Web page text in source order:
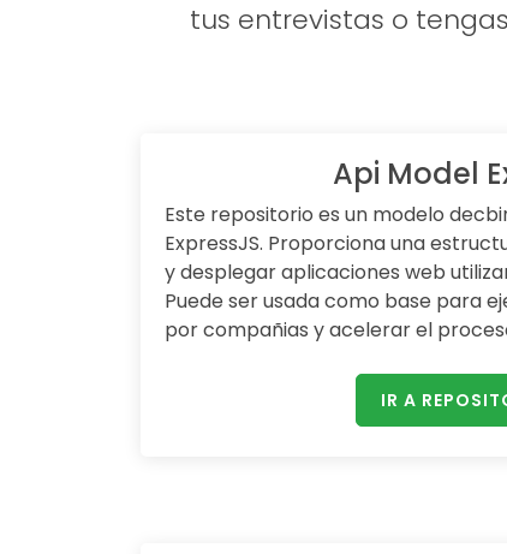
tus entrevistas o
Api Model
Este repositorio es un modelo
ExpressJS. Proporciona una
y desplegar aplicaciones web
Puede ser usada como base para
por compañias y acelerar el
IR A